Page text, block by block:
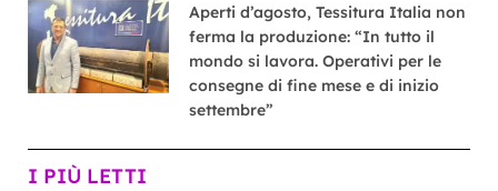
Aperti d’agosto, Tessitura Italia non
ferma la produzione: “In tutto il
mondo si lavora. Operativi per le
consegne di fine mese e di inizio
settembre”
I PIÙ LETTI